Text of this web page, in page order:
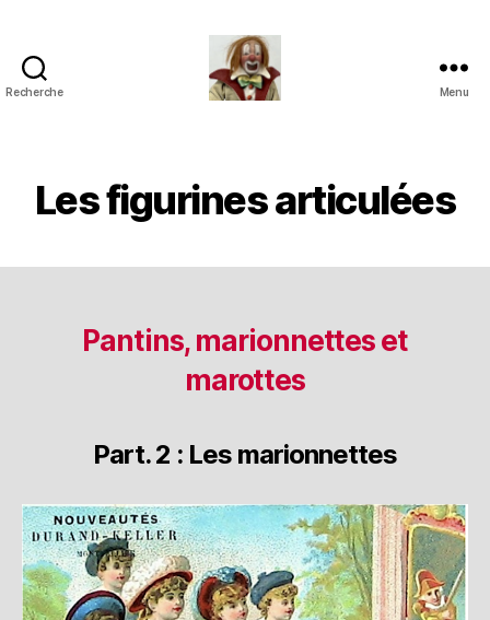
Recherche
Collection
Menu
Les figurines articulées
Pantins, marionnettes et
marottes
Part. 2 : Les marionnettes